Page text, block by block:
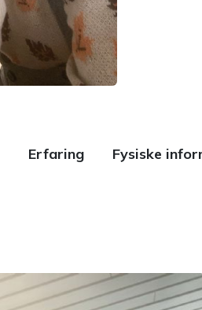
Erfaring Fysiske